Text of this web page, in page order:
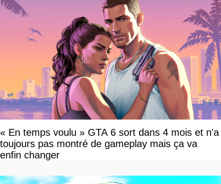
« En temps voulu » GTA 6 sort dans 4 mois et n'a
toujours pas montré de gameplay mais ça va
enfin changer